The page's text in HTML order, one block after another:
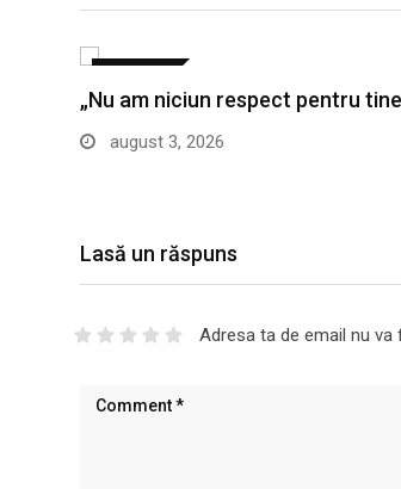
„Nu am niciun respect pentru
august 3, 2026
Lasă un răspuns
Adresa ta de email nu va